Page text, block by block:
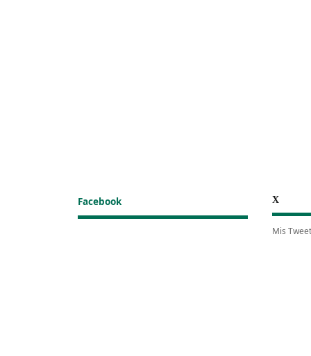
Facebook X
Mis